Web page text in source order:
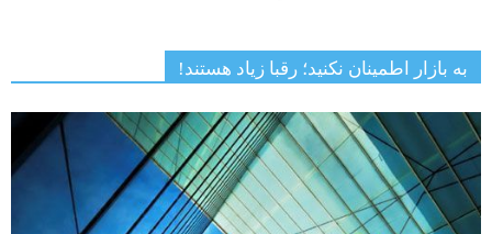
به بازار اطمینان نکنید؛ رقبا زیاد هستند!